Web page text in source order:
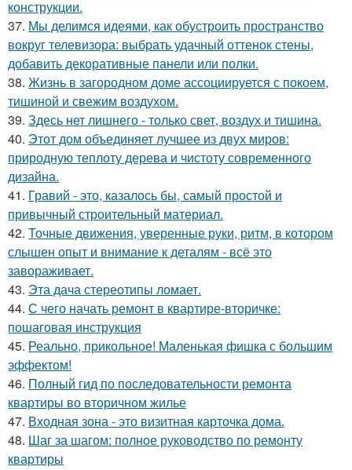
конструкции.
37. Мы делимся идеями, как обустроить пространство
вокруг телевизора: выбрать удачный оттенок стены,
добавить декоративные панели или полки.
38. Жизнь в загородном доме ассоциируется с покоем,
тишиной и свежим воздухом.
39. Здесь нет лишнего - только свет, воздух и тишина.
40. Этот дом объединяет лучшее из двух миров:
природную теплоту дерева и чистоту современного
дизайна.
41. Гравий - это, казалось бы, самый простой и
привычный строительный материал.
42. Точные движения, уверенные руки, ритм, в котором
слышен опыт и внимание к деталям - всё это
завораживает.
43. Эта дача стереотипы ломает.
44. С чего начать ремонт в квартире-вторичке:
пошаговая инструкция
45. Реально, прикольное! Маленькая фишка с большим
эффектом!
46. Полный гид по последовательности ремонта
квартиры во вторичном жилье
47. Входная зона - это визитная карточка дома.
48. Шаг за шагом: полное руководство по ремонту
квартиры